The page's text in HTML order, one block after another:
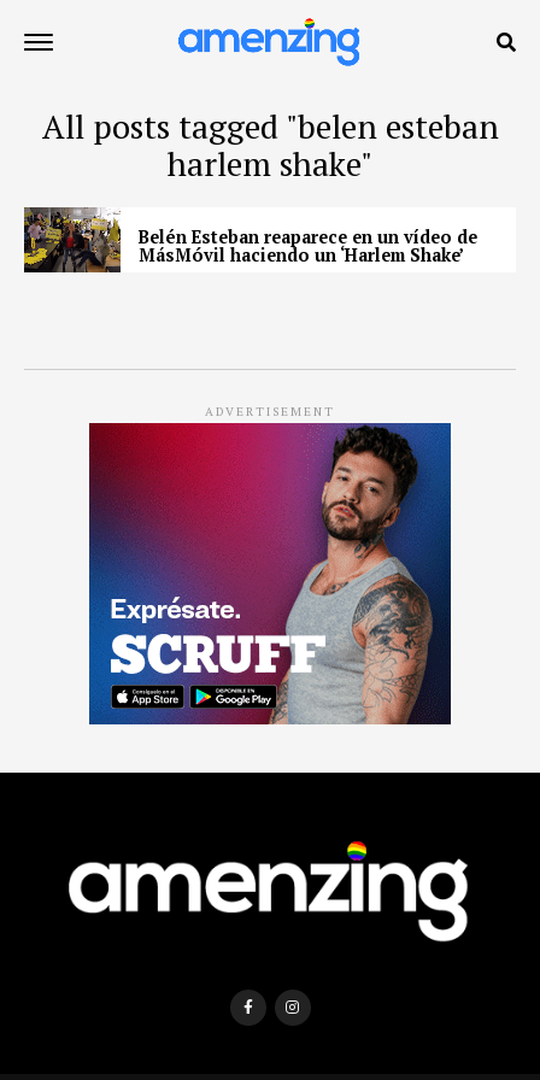
All posts tagged "belen esteban
harlem shake"
Belén Esteban reaparece en un vídeo de
MásMóvil haciendo un ‘Harlem Shake’
ADVERTISEMENT